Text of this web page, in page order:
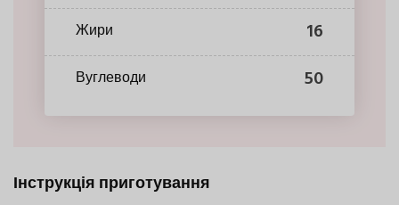
Жири 16
Вуглеводи 50
Інструкція приготування